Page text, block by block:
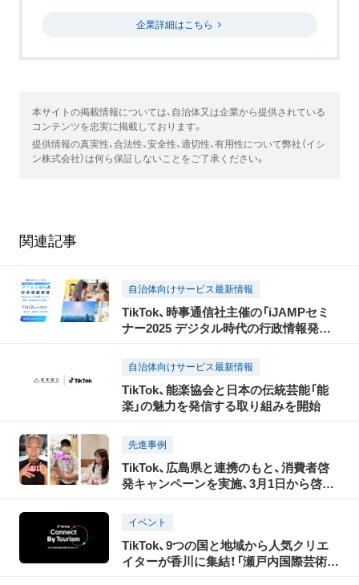
企業詳細はこちら
本サイトの掲載情報については、自治体又は企業から提供されている
コンテンツを忠実に掲載しております。
提供情報の真実性、合法性、安全性、適切性、有用性について弊社（イシ
ン株式会社）は何ら保証しないことをご了承ください。
関連記事
自治体向けサービス最新情報
TikTok、時事通信社主催の「iJAMPセミ
ナー2025 デジタル時代の行政情報発信」
ショート動画クリエイターや、偽・誤情報
に関する有識者の出演も決定
自治体向けサービス最新情報
TikTok、能楽協会と日本の伝統芸能「能
楽」の魅力を発信する取り組みを開始
先進事例
TikTok、広島県と連携のもと、消費者啓
発キャンペーンを実施、3月1日から啓発
イベント
TikTok、9つの国と地域から人気クリエ
イターが香川に集結！「瀬戸内国際芸術祭